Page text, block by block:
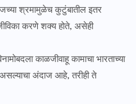
श्रमामुळेच कुटुंबातील इतर
करणे शक्य होते, असेही
काळजीवाहू कामाचा भारताच्या
असल्याचा अंदाज आहे, तरीही ते